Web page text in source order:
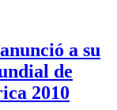
a su
de
2010